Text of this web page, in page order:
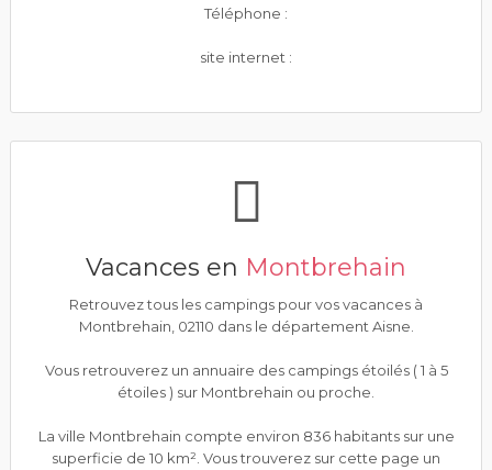
Téléphone :
site internet :
Vacances en Montbrehain
Retrouvez tous les campings pour vos vacances à
Montbrehain, 02110 dans le département Aisne.
Vous retrouverez un annuaire des campings étoilés ( 1 à 5
étoiles ) sur Montbrehain ou proche.
La ville Montbrehain compte environ 836 habitants sur une
superficie de 10 km². Vous trouverez sur cette page un